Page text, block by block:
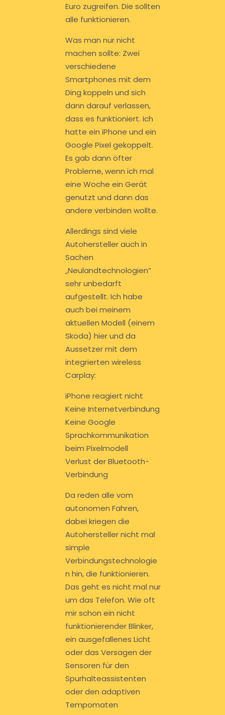
Euro zugreifen. Die sollten
alle funktionieren.
Was man nur nicht
machen sollte: Zwei
verschiedene
Smartphones mit dem
Ding koppeln und sich
dann darauf verlassen,
dass es funktioniert. Ich
hatte ein iPhone und ein
Google Pixel gekoppelt.
Es gab dann öfter
Probleme, wenn ich mal
eine Woche ein Gerät
genutzt und dann das
andere verbinden wollte.
Allerdings sind viele
Autohersteller auch in
Sachen
„Neulandtechnologien“
sehr unbedarft
aufgestellt. Ich habe
auch bei meinem
aktuellen Modell (einem
Skoda) hier und da
Aussetzer mit dem
integrierten wireless
Carplay:
iPhone reagiert nicht
Keine Internetverbindung
Keine Google
Sprachkommunikation
beim Pixelmodell
Verlust der Bluetooth-
Verbindung
Da reden alle vom
autonomen Fahren,
dabei kriegen die
Autohersteller nicht mal
simple
Verbindungstechnologie
n hin, die funktionieren.
Das geht es nicht mal nur
um das Telefon. Wie oft
mir schon ein nicht
funktionierender Blinker,
ein ausgefallenes Licht
oder das Versagen der
Sensoren für den
Spurhalteassistenten
oder den adaptiven
Tempomaten